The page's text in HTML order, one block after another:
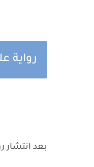
رواية
بعد انتشار